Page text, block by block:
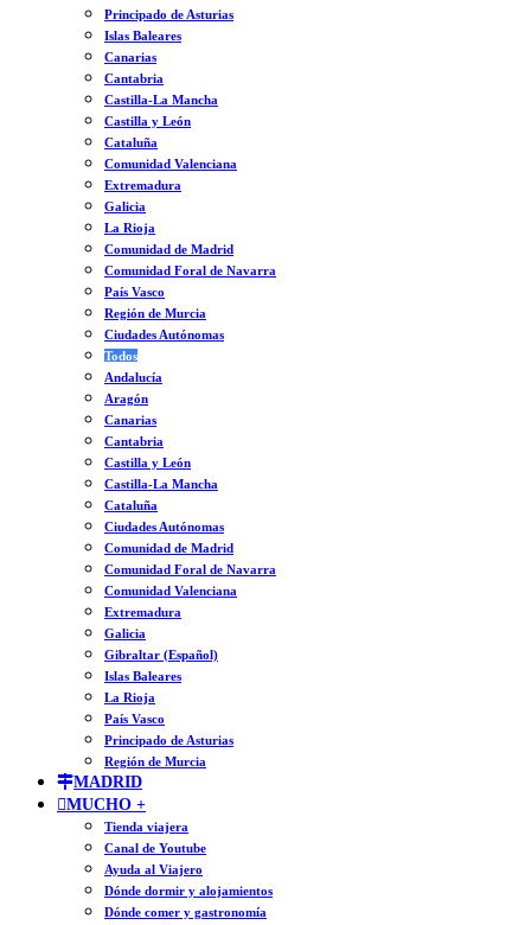
Principado de Asturias
Islas Baleares
Canarias
Cantabria
Castilla-La Mancha
Castilla y León
Cataluña
Comunidad Valenciana
Extremadura
Galicia
La Rioja
Comunidad de Madrid
Comunidad Foral de Navarra
País Vasco
Región de Murcia
Ciudades Autónomas
Todos
Andalucía
Aragón
Canarias
Cantabria
Castilla y León
Castilla-La Mancha
Cataluña
Ciudades Autónomas
Comunidad de Madrid
Comunidad Foral de Navarra
Comunidad Valenciana
Extremadura
Galicia
Gibraltar (Español)
Islas Baleares
La Rioja
País Vasco
Principado de Asturias
Región de Murcia
MADRID
MUCHO +
Tienda viajera
Canal de Youtube
Ayuda al Viajero
Dónde dormir y alojamientos
Dónde comer y gastronomía